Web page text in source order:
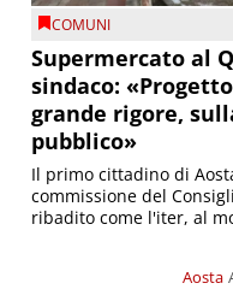
COMUNI
Supermercato al
sindaco:
grande rigore,
pubblico»
Aosta
Il primo cittadino di
commissione del
ribadito come l'iter, al